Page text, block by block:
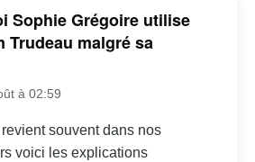
Sophie Grégoire utilise
Trudeau malgré sa
à 02:59
souvent dans nos
voici les explications